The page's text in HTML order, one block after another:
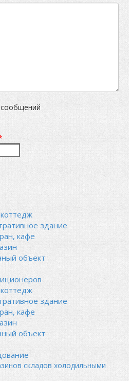
здание
кафе
объект
здание
кафе
объект
складов холодильными